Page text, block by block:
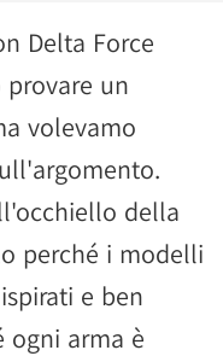
Delta Force
un
volevamo
della
perché i modelli
e ben
ogni arma è